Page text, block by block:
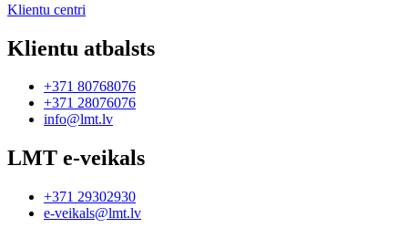
Klientu centri
Klientu atbalsts
+371 80768076
+371 28076076
info@lmt.lv
LMT e-veikals
+371 29302930
e-veikals@lmt.lv